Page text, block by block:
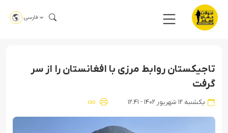
فارسی
تاجیکستان روابط مرزی با افغانستان را از سر
گرفت
یکشنبه ۱۲ شهریور ۱۴۰۲ - ۱۲:۴۱